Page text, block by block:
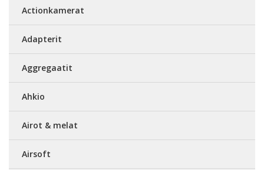
Actionkamerat
Adapterit
Aggregaatit
Ahkio
Airot & melat
Airsoft